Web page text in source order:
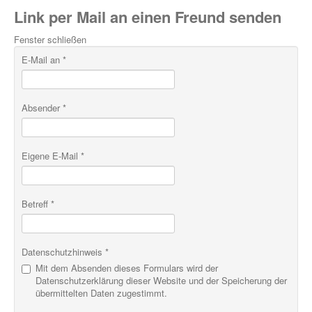
Link per Mail an einen Freund senden
Fenster schließen
E-Mail an *
Absender *
Eigene E-Mail *
Betreff *
Datenschutzhinweis *
Mit dem Absenden dieses Formulars wird der
Datenschutzerklärung dieser Website und der Speicherung der
übermittelten Daten zugestimmt.